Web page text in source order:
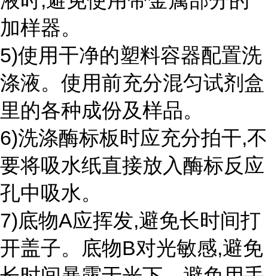
加样器。
5)使用干净的塑料容器配置洗
涤液。使用前充分混匀试剂盒
里的各种成份及样品。
6)洗涤酶标板时应充分拍干,不
要将吸水纸直接放入酶标反应
孔中吸水。
7)底物A应挥发,避免长时间打
开盖子。底物B对光敏感,避免